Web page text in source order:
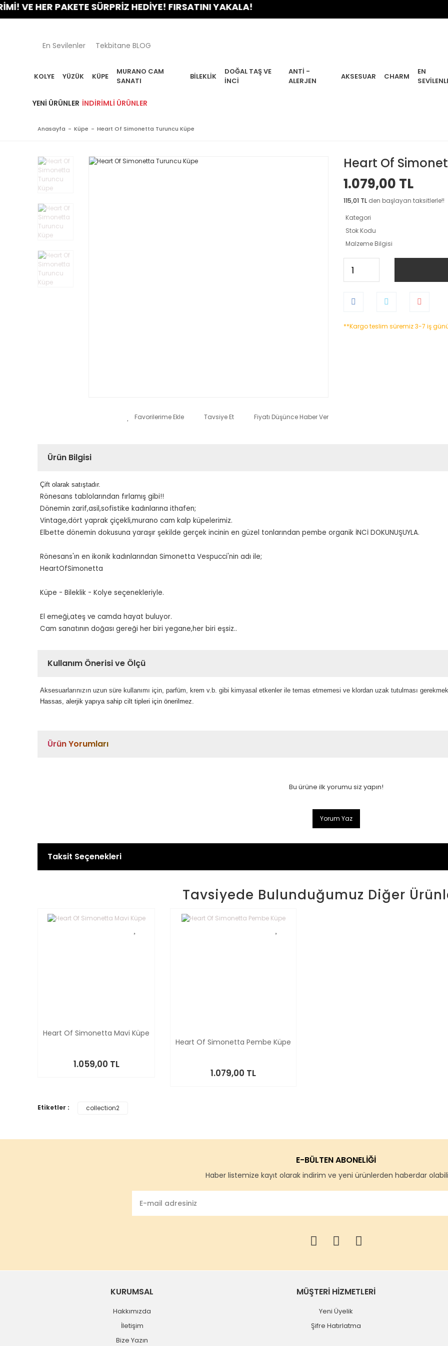
PAKETE SÜRPRİZ HEDİYE! FIRSATINI YAKALA!
En Sevilenler Tekbitane BLOG
KOLYE YÜZÜK KÜPE
MURANO CAM
SANATI
BILEKLIK
DOĞAL TAŞ VE
İNCI
ANTI -
ALERJEN
AKSESUAR CHARM
EN
YENI ÜRÜNLER İNDIRIMLI ÜRÜNLER
Anasayfa Küpe Heart Of Simonetta Turuncu Küpe
Tavsiye Et Fiyatı Düşünce Haber Ver
Heart Of
1.079,00 TL
115,01 TL den başlayan taksitlerle!!
Kategori
Stok Kodu
Malzeme Bilgisi
**Kargo teslim süremiz 3-7 iş
Ürün Bilgisi
Çift olarak satıştadır.
Rönesans tablolarından fırlamış gibi!!
Dönemin zarif,asil,sofistike kadınlarına ithafen;
Vintage,dört yaprak çiçekli,murano cam kalp küpelerimiz.
Elbette dönemin dokusuna yaraşır şekilde gerçek incinin en güzel tonlarından pembe organik İNCİ DOKUNUŞUYLA.
Rönesans'ın en ikonik kadınlarından Simonetta Vespucci'nin adı ile;
HeartOfSimonetta
Küpe - Bileklik - Kolye seçenekleriyle.
El emeği,ateş ve camda hayat buluyor.
Cam sanatının doğası gereği her biri yegane,her biri eşsiz..
Kullanım Önerisi ve Ölçü
Aksesuarlarınızın uzun süre kullanımı için, parfüm, krem v.b. gibi kimyasal etkenler ile temas etmemesi ve klordan uzak tutulması
Hassas, alerjik yapıya sahip cilt tipleri için önerilmez.
Ürün Yorumları
Bu ürüne ilk yorumu siz yapın!
Yorum Yaz
Taksit Seçenekleri
Tavsiyede Bulunduğumuz Diğer
Heart Of Simonetta Mavi Küpe
1.059,00 TL
Heart Of Simonetta Pembe Küpe
1.079,00 TL
Etiketler : collection2
E-BÜLTEN ABONELİĞİ
Haber listemize kayıt olarak indirim ve yeni ürünlerden haberdar
KURUMSAL
Hakkımızda
İletişim
Bize Yazın
MÜŞTERİ HİZMETLERİ
Yeni Üyelik
Şifre Hatırlatma